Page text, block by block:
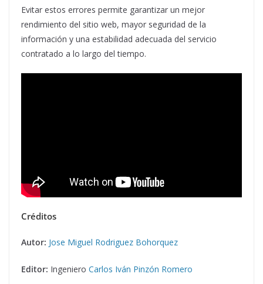
Evitar estos errores permite garantizar un mejor
rendimiento del sitio web, mayor seguridad de la
información y una estabilidad adecuada del servicio
contratado a lo largo del tiempo.
Créditos
Autor: Jose Miguel Rodriguez Bohorquez
Editor: Ingeniero Carlos Iván Pinzón Romero